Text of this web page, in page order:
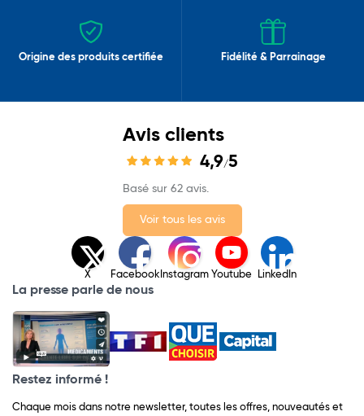
Origine des produits certifiée Fidélité & Parrainage
Avis clients
4,9/5
Basé sur 62 avis.
Voir tous les avis
X Facebook Instagram Youtube LinkedIn
La presse parle de nous
Restez informé !
Chaque mois dans notre newsletter, toutes les offres, nouveautés et